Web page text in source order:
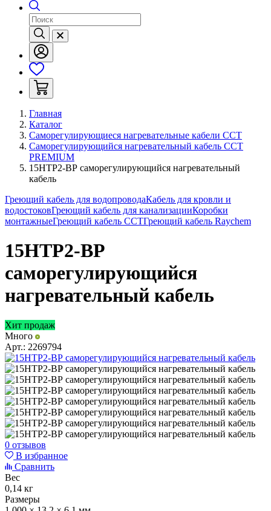
Главная
Каталог
Саморегулирующиеся нагревательные кабели ССТ
Саморегулирующийся нагревательный кабель ССТ
PREMIUM
15НТР2-ВР саморегулирующийся нагревательный
кабель
Греющий кабель для водопроводаКабель для кровли и
водостоковГреющий кабель для канализацииКоробки
монтажныеГреющий кабель ССТГреющий кабель Raychem
15НТР2-ВР
саморегулирующийся
нагревательный кабель
Хит продаж
Много
Арт.: 2269794
0 отзывов
В избранное
Сравнить
Вес
0,14 кг
Размеры